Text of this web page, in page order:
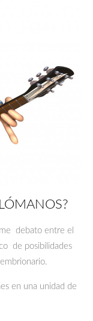
debato entre el
de posibilidades
en una unidad de